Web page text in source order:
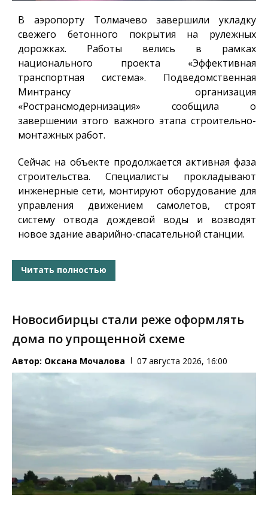
В аэропорту Толмачево завершили укладку
свежего бетонного покрытия на рулежных
дорожках. Работы велись в рамках
национального проекта «Эффективная
транспортная система». Подведомственная
Минтрансу организация
«Ространсмодернизация» сообщила о
завершении этого важного этапа строительно-
монтажных работ.
Сейчас на объекте продолжается активная фаза
строительства. Специалисты прокладывают
инженерные сети, монтируют оборудование для
управления движением самолетов, строят
систему отвода дождевой воды и возводят
новое здание аварийно-спасательной станции.
Читать полностью
Новосибирцы стали реже оформлять
дома по упрощенной схеме
Автор: Оксана Мочалова 07 августа 2026, 16:00